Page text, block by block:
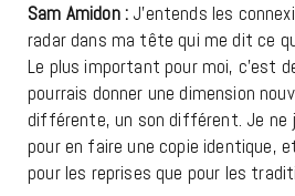
Sam Amidon : J’entends les
radar dans ma tête qui me dit ce
Le plus important pour moi, c’est
pourrais donner une dimension
différente, un son différent. Je ne
pour en faire une copie identique,
pour les reprises que pour les